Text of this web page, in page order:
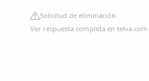
Solicitud de eliminación
Ver respuesta completa en telva.com